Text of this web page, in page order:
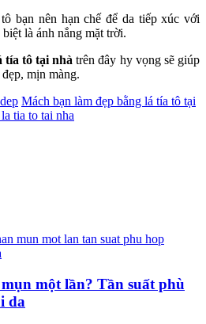
bạn nên hạn chế để da tiếp xúc với
là ánh nắng mặt trời.
tía tô tại nhàtrên đây hy vọng sẽ giúp
mịn màng.
Mách bạn làm đẹp bằng lá tía tô tại
tia to tai nha
một lần? Tần suất phù
da